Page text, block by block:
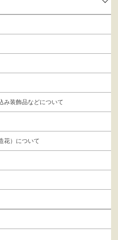
み装飾品などについて
花）について